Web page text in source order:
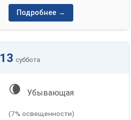
Подробнее →
13 суббота
🌘 Убывающая
(7% освещенности)